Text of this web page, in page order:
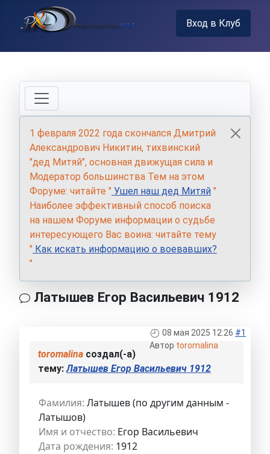
Вход в Клуб
1 февраля 2022 года скончался Дмитрий
Александрович Никитин, тихвинский
"дед Митяй", основная движущая сила и
Модератор большинства Тем на этом
Форуме: читайте " Ушел наш дед Митяй "
Наиболее эффективный способ поиска
на нашем Форуме информации о судьбе
интересующего Вас воина: читайте тему
" Как искать информацию о воевавших?
"
Латышев Егор Васильевич 1912
08 мая 2025 12:26 #1
Автор toromalina
toromalina создал(-а)
тему:Латышев Егор Васильевич 1912
Фамилия: Латышев (по другим данным -
Латышов)
Имя и отчество: Егор Васильевич
Дата рождения: 1912